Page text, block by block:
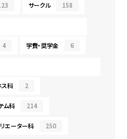
サークル 158
4 学費・奨学金 6
科 2
ム科 214
エーター科 250